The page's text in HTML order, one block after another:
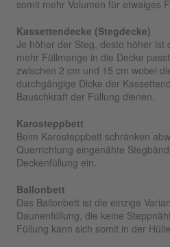
somit mehr Volumen für etwaiges
Kassettendecke (Stegdecke)
Je höher der Steg, desto höher ist
mehr Füllmenge in die Decke
zwischen 2 cm und 15 cm wobei
durchgängige Dicke der
Bauschkraft der Füllung dienen.
Karosteppbett
Beim Karosteppbett schränken
Querrichtung eingenähte
Deckenfüllung ein.
Ballonbett
Das Ballonbett ist die einzige
Daunenfüllung, die keine
Füllung kann sich somit in der